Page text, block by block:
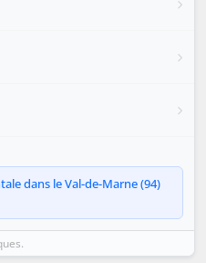
dans le Val-de-Marne (94)